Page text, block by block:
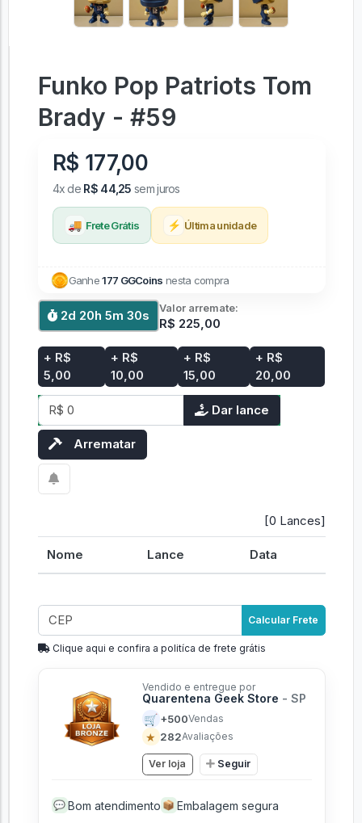
Funko Pop Patriots Tom
Brady - #59
R$ 177,00
4x de R$ 44,25 sem juros
🚚 Frete Grátis ⚡ Última unidade
Ganhe177 GGCoins nesta compra
2d 20h 5m 30s Valor arremate:
R$ 225,00
+ R$
5,00
+ R$
10,00
+ R$
15,00
+ R$
20,00
Dar lance
Arrematar
[0 Lances]
Nome Lance Data
Calcular Frete
Clique aqui e confira a politíca de frete grátis
Vendido e entregue por
Quarentena Geek Store - SP
🛒 +500Vendas
★ 282Avaliações
Ver loja Seguir
💬 Bom atendimento 📦 Embalagem segura